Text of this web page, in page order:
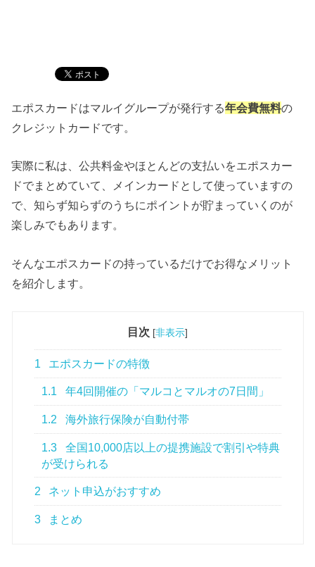
エポスカードはマルイグループが発行する年会費無料の
クレジットカードです。
実際に私は、公共料金やほとんどの支払いをエポスカー
ドでまとめていて、メインカードとして使っていますの
で、知らず知らずのうちにポイントが貯まっていくのが
楽しみでもあります。
そんなエポスカードの持っているだけでお得なメリット
を紹介します。
目次 [非表示]
1 エポスカードの特徴
1.1 年4回開催の「マルコとマルオの7日間」
1.2 海外旅行保険が自動付帯
1.3
全国10,000店以上の提携施設で割引や特典
が受けられる
2 ネット申込がおすすめ
3 まとめ